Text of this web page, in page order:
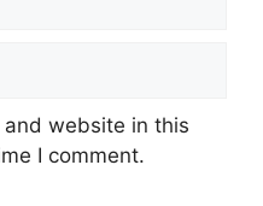
and website in this
I comment.